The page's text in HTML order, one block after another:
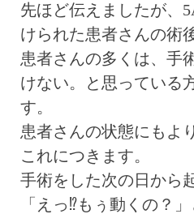
先ほど伝えましたが、
けられた患者さんの術
患者さんの多くは、手
けない。と思っている
す。
患者さんの状態にもよ
これにつきます。
手術をした次の日から
「えっ⁉︎もぅ動くの？